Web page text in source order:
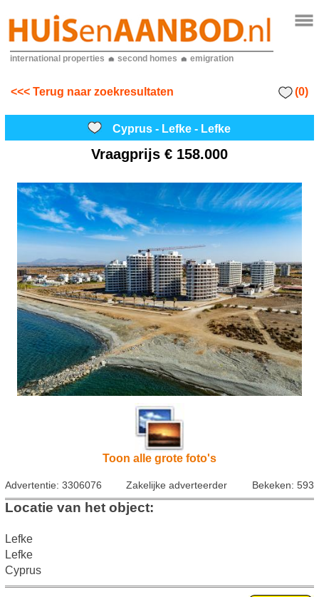
international properties second homes emigration
<<< Terug naar zoekresultaten (0)
Cyprus - Lefke - Lefke
Vraagprijs € 158.000
Toon alle grote foto's
Advertentie: 3306076 Zakelijke adverteerder Bekeken: 593
Locatie van het object:
Lefke
Lefke
Cyprus